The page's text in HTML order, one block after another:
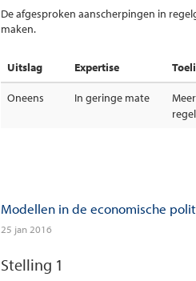
De afgesproken aanscherpingen in
maken.
Uitslag Expertise
Oneens In geringe mate
Modellen in de economische
25 jan 2016
Stelling 1